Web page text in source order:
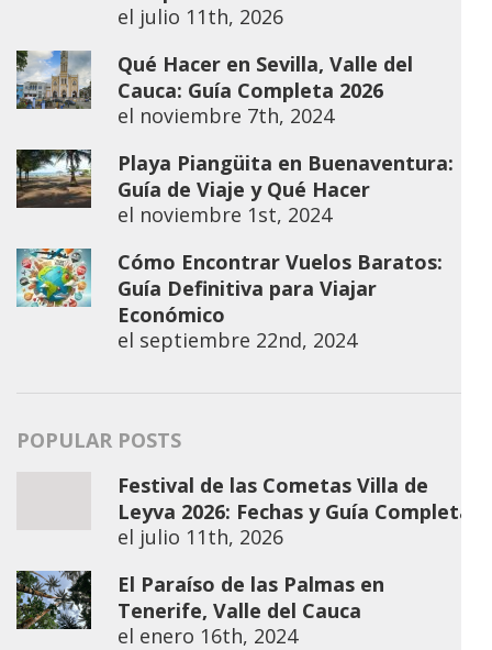
el julio 11th, 2026
Qué Hacer en Sevilla, Valle del
Cauca: Guía Completa 2026
el noviembre 7th, 2024
Playa Piangüita en Buenaventura:
Guía de Viaje y Qué Hacer
el noviembre 1st, 2024
Cómo Encontrar Vuelos Baratos:
Guía Definitiva para Viajar
Económico
el septiembre 22nd, 2024
POPULAR POSTS
Festival de las Cometas Villa de
Leyva 2026: Fechas y Guía Completa
el julio 11th, 2026
El Paraíso de las Palmas en
Tenerife, Valle del Cauca
el enero 16th, 2024